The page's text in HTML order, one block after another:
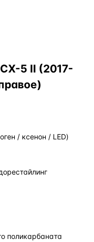
5 II (2017-
/ ксенон / LED)
поликарбаната